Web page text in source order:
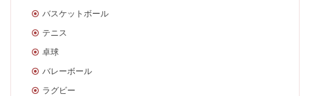
バスケットボール
テニス
卓球
バレーボール
ラグビー